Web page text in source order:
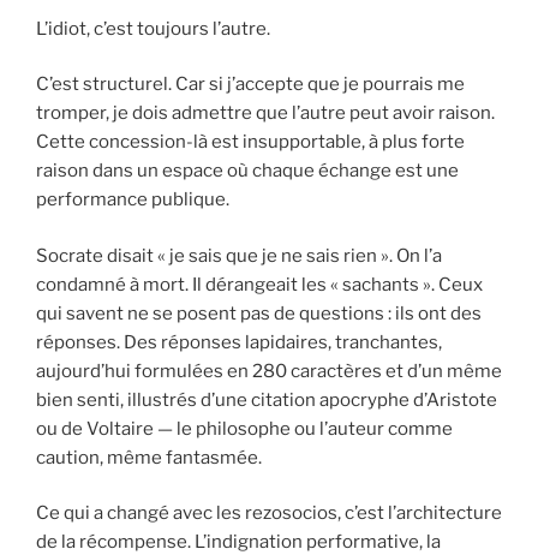
L’idiot, c’est toujours l’autre.
C’est structurel. Car si j’accepte que je pourrais me
tromper, je dois admettre que l’autre peut avoir raison.
Cette concession-là est insupportable, à plus forte
raison dans un espace où chaque échange est une
performance publique.
Socrate disait « je sais que je ne sais rien ». On l’a
condamné à mort. Il dérangeait les « sachants ». Ceux
qui savent ne se posent pas de questions : ils ont des
réponses. Des réponses lapidaires, tranchantes,
aujourd’hui formulées en 280 caractères et d’un même
bien senti, illustrés d’une citation apocryphe d’Aristote
ou de Voltaire — le philosophe ou l’auteur comme
caution, même fantasmée.
Ce qui a changé avec les rezosocios, c’est l’architecture
de la récompense. L’indignation performative, la